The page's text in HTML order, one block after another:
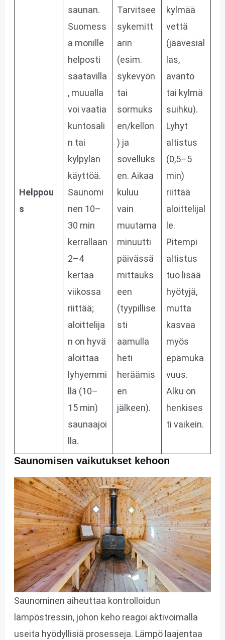
Helppou
s
saunan.
Suomess
a monille
helposti
saatavilla
, muualla
voi vaatia
kuntosali
n tai
kylpylän
käyttöä.
Saunomi
nen 10–
30 min
kerrallaan
2–4
kertaa
viikossa
riittää;
aloittelija
n on hyvä
aloittaa
lyhyemmi
llä (10–
15 min)
saunaajoi
lla.
Tarvitsee
sykemitt
arin
(esim.
sykevyön
tai
sormuks
en/kellon
) ja
sovelluks
en. Aikaa
kuluu
vain
muutama
minuutti
päivässä
mittauks
een
(tyypillise
sti
aamulla
heti
heräämis
en
jälkeen).
kylmää
vettä
(jäävesial
las,
avanto
tai kylmä
suihku).
Lyhyt
altistus
(0,5–5
min)
riittää
aloittelijal
le.
Pitempi
altistus
tuo lisää
hyötyjä,
mutta
kasvaa
myös
epämuka
vuus.
Alku on
henkises
ti vaikein.
Saunomisen vaikutukset kehoon
Saunominen aiheuttaa kontrolloidun
lämpöstressin, johon keho reagoi aktivoimalla
useita hyödyllisiä prosesseja. Lämpö laajentaa